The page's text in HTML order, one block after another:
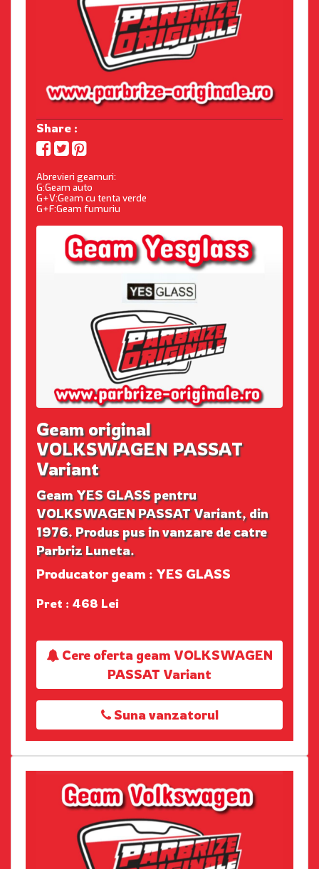
Share :
Abrevieri geamuri:
G:Geam auto
G+V:Geam cu tenta verde
G+F:Geam fumuriu
Geam original
VOLKSWAGEN PASSAT
Variant
Geam YES GLASS pentru
VOLKSWAGEN PASSAT Variant, din
1976. Produs pus in vanzare de catre
Parbriz Luneta.
Producator geam : YES GLASS
Pret : 468 Lei
Cere oferta geam VOLKSWAGEN
PASSAT Variant
Suna vanzatorul